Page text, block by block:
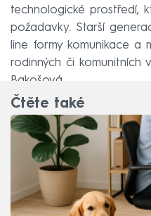
technologické prostředí,
požadavky. Starší
line formy komunikace a
rodinných či komunitních
Bakošová.
Čtěte také